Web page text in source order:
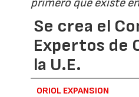
primero que existe
Se crea el
Expertos de
la U.E.
ORIOL EXPANSION